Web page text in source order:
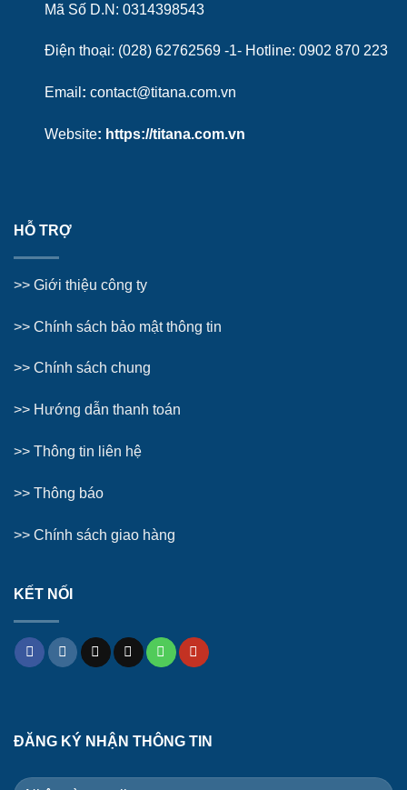
Mã Số D.N: 0314398543
Điện thoại: (028) 62762569 -1- Hotline: 0902 870 223
Email : contact@titana.com.vn
Website: https://titana.com.vn
HỖ TRỢ
>> Giới thiệu công ty
>> Chính sách bảo mật thông tin
>> Chính sách chung
>> Hướng dẫn thanh toán
>> Thông tin liên hệ
>> Thông báo
>> Chính sách giao hàng
KẾT NỐI
ĐĂNG KÝ NHẬN THÔNG TIN